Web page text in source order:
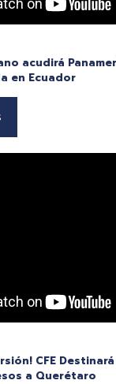
acudirá
en Ecuador
CFE
a Querétaro